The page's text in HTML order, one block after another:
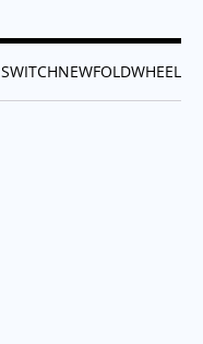
:SWITCHNEWFOLDWHEEL